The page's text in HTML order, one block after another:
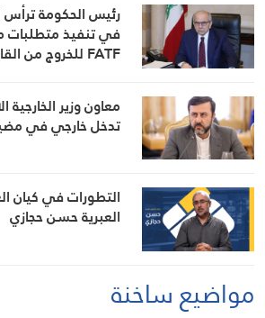
رئيس الحكومة ترأس
في تنفيذ متطلبات
FATF للخروج من القائمة الرمادية
معاون وزير الخارجية
تدخل خارجي في
التطورات في كيان
العبرية حسن حجازي
مواضيع ساخنة